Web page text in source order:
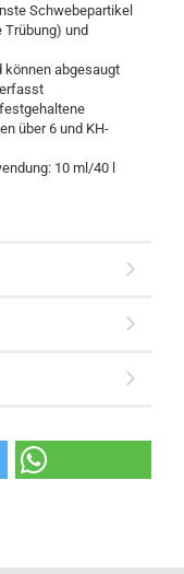
Schwebepartikel
Trübung) und
abgesaugt
über 6 und KH-
10 ml/40 l